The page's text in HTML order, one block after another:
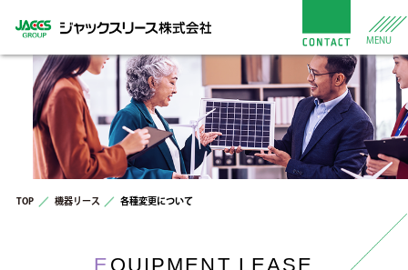
MENU
TOP 機器リース 各種変更について
E QUIPMENT LEASE